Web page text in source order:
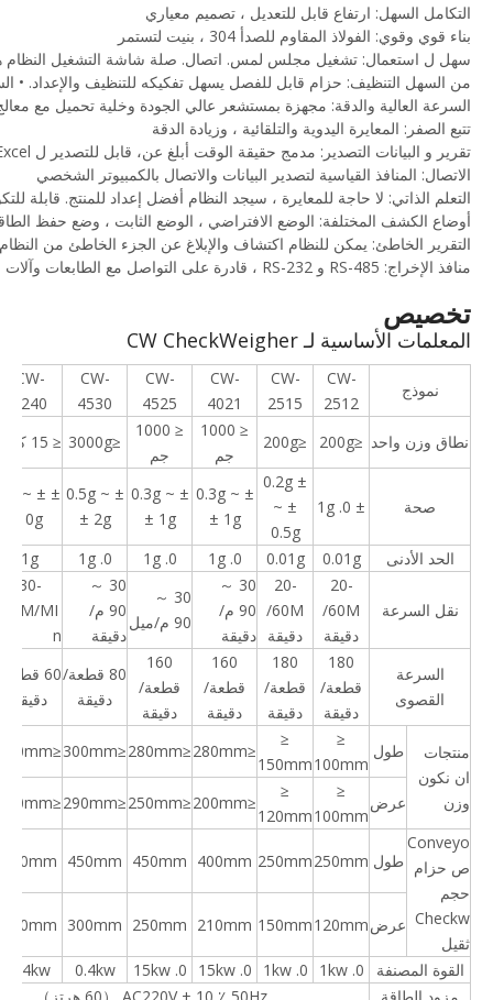
التكامل السهل: ارتفاع قابل للتعديل ، تصميم معياري
بناء قوي وقوي: الفولاذ المقاوم للصدأ 304 ، بنيت لتستمر
سهل ل استعمال: تشغيل مجلس لمس. اتصال. صلة شاشة التشغيل النظام
من السهل التنظيف: حزام قابل للفصل يسهل تفكيكه للتنظيف والإعداد. •
السرعة العالية والدقة: مجهزة بمستشعر عالي الجودة وخلية تحميل مع
تتبع الصفر: المعايرة اليدوية والتلقائية ، وزيادة الدقة
تقرير و البيانات التصدير: مدمج حقيقة الوقت أبلغ عن، قابل للتصدير ل Excel ملف ، تخزين بيانات الإنتاج لمدة سنة واحدة في قرص USB
الاتصال: المنافذ القياسية لتصدير البيانات والاتصال بالكمبيوتر الشخصي
التعلم الذاتي: لا حاجة للمعايرة ، سيجد النظام أفضل إعداد للمنتج. قابلة للتكوين حتى 2000
أوضاع الكشف المختلفة: الوضع الافتراضي ، الوضع الثابت ،
التقرير الخاطئ: يمكن للنظام اكتشاف والإبلاغ عن الجزء الخاطئ من
منافذ الإخراج: RS-485 و RS-232 ، قادرة على التواصل مع الطابعات وآلات التسمية
تخصيص
المعلمات الأساسية لـ CW CheckWeigher
نموذج
CW-
2512
CW-
2515
CW-
4021
CW-
4525
CW-
4530
CW-
6240
نطاق وزن واحد ≤200g
≤200g
≤ 1000
جم
≤ 1000
جم
≤3000g ≤ 15 كجم
صحة ± 0. 1g
± 0.2g
~ ±
0.5g
± 0.3g ~
± 1g
± 0.3g ~
± 1g
± 0.5g ~
± 2g
± 2g ~ ±
10g
الحد الأدنى
0.01g
0.01g
0. 1g
0. 1g
0. 1g
1g
نقل السرعة
20-
60M/
دقيقة
20-
60M/
دقيقة
30 ～
90 م/
دقيقة
30 ～
90 م/ميل
30 ～
90 م/
دقيقة
30-
70M/MI
n
السرعة
القصوى
180
قطعة/
دقيقة
180
قطعة/
دقيقة
160
قطعة/
دقيقة
160
قطعة/
دقيقة
80 قطعة/
دقيقة
60
دقيقة
منتجات
ان نكون
وزن
طول
≤
100mm
≤
150mm
≤280mm
≤280mm
≤300mm
≤450mm
عرض
≤
100mm
≤
120mm
≤200mm
≤250mm
≤290mm
≤390mm
Conveyo
ص حزام
حجم
Checkw
ثقيل
طول 250mm
250mm
400mm
450mm
450mm
620mm
عرض120mm
150mm
210mm
250mm
300mm
400mm
القوة المصنفة 0. 1kw
0. 1kw
0. 15kw
0. 15kw
0.4kw
0.4kw